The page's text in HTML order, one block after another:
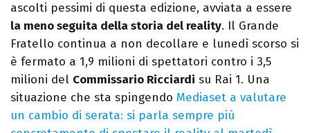
ascolti pessimi di questa edizione, avviata a essere
la meno seguita della storia del reality. Il Grande
Fratello continua a non decollare e lunedì scorso si
è fermato a 1,9 milioni di spettatori contro i 3,5
milioni del Commissario Ricciardi su Rai 1. Una
situazione che sta spingendo Mediaset a valutare
un cambio di serata: si parla sempre più